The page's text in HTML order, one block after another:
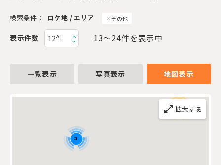
検索条件： ロケ地 / エリア その他
表示件数 13〜24件を表示中
一覧表示 写真表示 地図表示
open_in_full 拡大する
3
21